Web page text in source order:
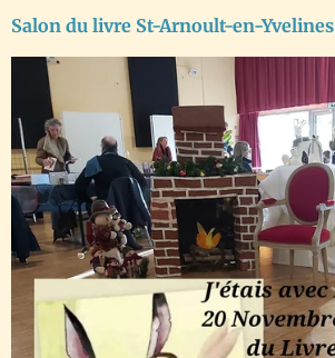
Salon du livre St-Arnoult-en-Yvelines